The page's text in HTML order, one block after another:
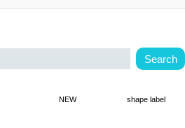
NEW shape label